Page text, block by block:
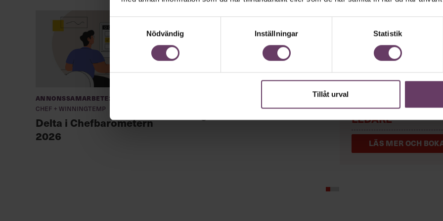
Nödvändig
Inställningar Statistik
Tillåt urval
Annonssamarbete:
Chef + Winningtemp
Delta i Chefbarometern
2026
AV GRUPP OCH
LEDARE
LÄS MER OCH